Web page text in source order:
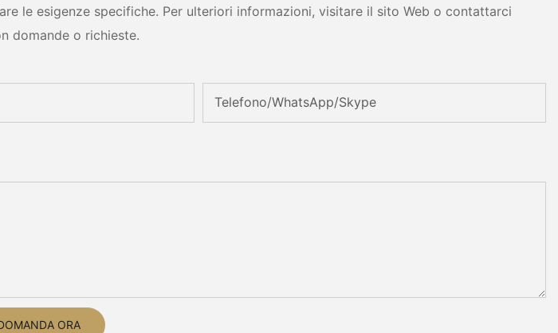
le esigenze specifiche. Per ulteriori informazioni, visitare il sito Web o contattarci
domande o richieste.
Telefono/WhatsApp/Skype
ORA